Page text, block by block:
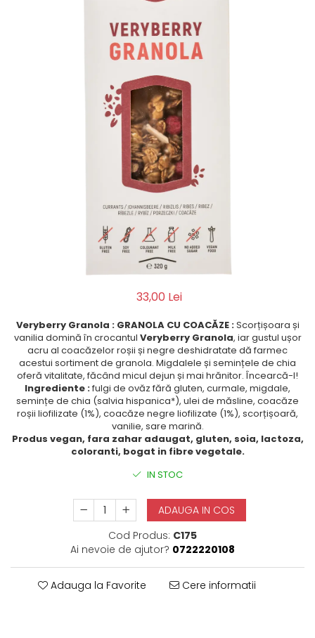
Cereale / Fulgi / Musli
Bomboane / Acadele / Jeleuri
33,00 Lei
Veryberry Granola : GRANOLA CU COACĂZE :Scorțișoara și
vanilia domină în crocantul Veryberry Granola, iar gustul ușor
acru al coacăzelor roșii și negre deshidratate dă farmec
acestui sortiment de granola. Migdalele și semințele de chia
oferă vitalitate, făcând micul dejun și mai hrănitor. Încearcă-l!
Ingrediente :fulgi de ovăz fără gluten, curmale, migdale,
semințe de chia (salvia hispanica*), ulei de măsline, coacăze
roșii liofilizate (1%), coacăze negre liofilizate (1%), scorțișoară,
vanilie, sare marină.
Produs vegan, fara zahar adaugat, gluten, soia, lactoza,
coloranti, bogat in fibre vegetale.
IN STOC
ADAUGA IN COS
Cod Produs: C175
Ai nevoie de ajutor? 0722220108
Adauga la Favorite Cere informatii